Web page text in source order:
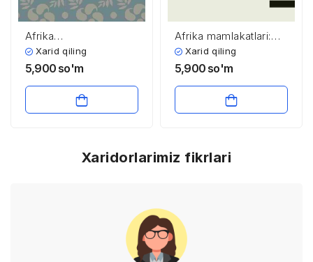
Afrika
mamlakatlarining
umumiy tavsifi va
Xarid qiling
5,900 so'm
Afrika mamlakatlari:
xo’jaligi, iqtisodiy
rayonlari
Xarid qiling
5,900 so'm
Xaridorlarimiz fikrlari